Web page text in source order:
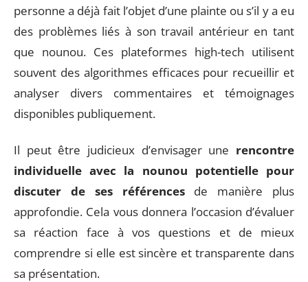
personne a déjà fait l’objet d’une plainte ou s’il y a eu
des problèmes liés à son travail antérieur en tant
que nounou. Ces plateformes high-tech utilisent
souvent des algorithmes efficaces pour recueillir et
analyser divers commentaires et témoignages
disponibles publiquement.
Il peut être judicieux d’envisager une rencontre
individuelle avec la nounou potentielle pour
discuter de ses référencesde manière plus
approfondie. Cela vous donnera l’occasion d’évaluer
sa réaction face à vos questions et de mieux
comprendre si elle est sincère et transparente dans
sa présentation.